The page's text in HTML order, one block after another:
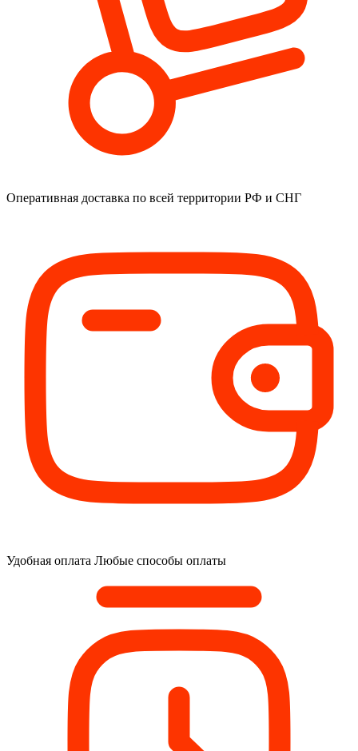
Оперативная доставка по всей территории РФ и СНГ
Удобная оплата Любые способы оплаты